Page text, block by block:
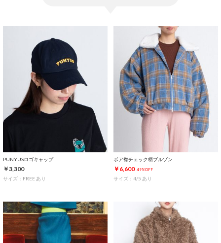
PUNYUSロゴキャップ
￥3,300
サイズ：FREE あり
ボア襟チェック柄ブルゾン
￥6,600 49%OFF
サイズ：4/5 あり